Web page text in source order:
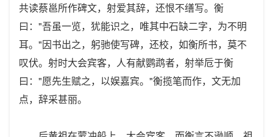
共读蔡邕所作碑文，射爱其辞，还恨不缮写。衡
曰："吾虽一览，犹能识之，唯其中石缺二字，为不明
耳。"因书出之，躬驰使写碑，还校，如衡所书，莫不
叹伏。射时大会宾客，人有献鹦鹉者，射举卮于衡
曰："愿先生赋之，以娱嘉宾。"衡揽笔而作，文无加
点，辞采甚丽。